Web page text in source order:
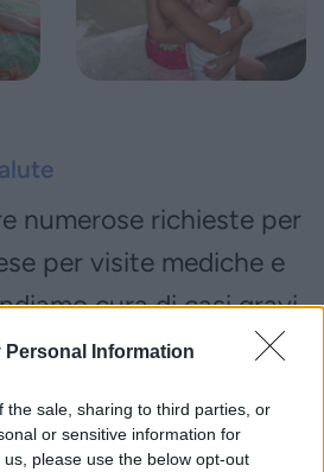
Personal Information
the sale, sharing to third parties, or
or sensitive information for
please use the below opt-out
numerose richieste per
per visite mediche e
cura di casi gravi,
continuativi.
medicine, chemio, visite
ospedalizzazione, trasporto e,